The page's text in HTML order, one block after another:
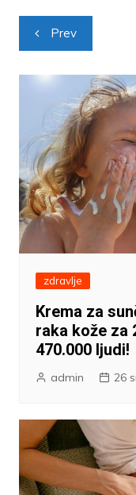
Navigacija
objava
Prev
zdravlje
Krema za
raka kože za
470.000 ljudi!
admin 26